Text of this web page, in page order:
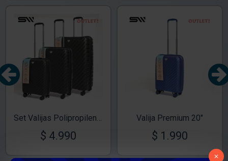
TEXTTRANSPARENTEOUT
Set Valijas Polipropileno Premium 20" 24" 28" Negro
$ 4.990
TEXTTRANSPARENTE OUT
Valija Premium 20"
$ 1.990